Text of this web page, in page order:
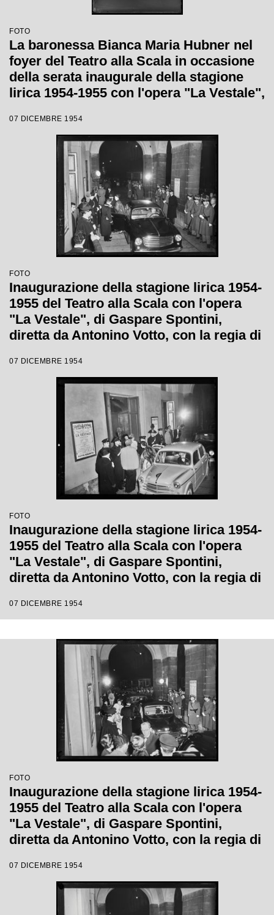
FOTO
La baronessa Bianca Maria Hubner nel
foyer del Teatro alla Scala in occasione
della serata inaugurale della stagione
lirica 1954-1955 con l'opera "La Vestale",
Votto, con la regia di Luchino Visconti
07 DICEMBRE 1954
FOTO
Inaugurazione della stagione lirica 1954-
1955 del Teatro alla Scala con l'opera
"La Vestale", di Gaspare Spontini,
diretta da Antonino Votto, con la regia di
07 DICEMBRE 1954
FOTO
Inaugurazione della stagione lirica 1954-
1955 del Teatro alla Scala con l'opera
"La Vestale", di Gaspare Spontini,
diretta da Antonino Votto, con la regia di
07 DICEMBRE 1954
FOTO
Inaugurazione della stagione lirica 1954-
1955 del Teatro alla Scala con l'opera
"La Vestale", di Gaspare Spontini,
diretta da Antonino Votto, con la regia di
07 DICEMBRE 1954